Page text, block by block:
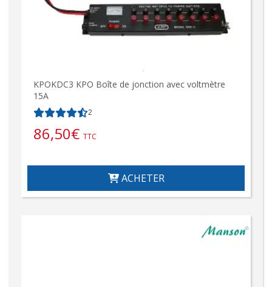
KPOKDC3 KPO Boîte de jonction avec voltmètre
15A
2
86,50€ TTC
ACHETER